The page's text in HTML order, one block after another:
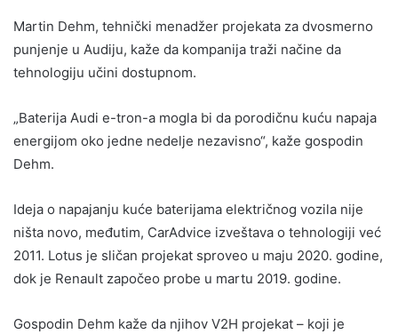
Martin Dehm, tehnički menadžer projekata za dvosmerno
punjenje u Audiju, kaže da kompanija traži načine da
tehnologiju učini dostupnom.
„Baterija Audi e-tron-a mogla bi da porodičnu kuću napaja
energijom oko jedne nedelje nezavisno“, kaže gospodin
Dehm.
Ideja o napajanju kuće baterijama električnog vozila nije
ništa novo, međutim, CarAdvice izveštava o tehnologiji već
2011. Lotus je sličan projekat sproveo u maju 2020. godine,
dok je Renault započeo probe u martu 2019. godine.
Gospodin Dehm kaže da njihov V2H projekat – koji je